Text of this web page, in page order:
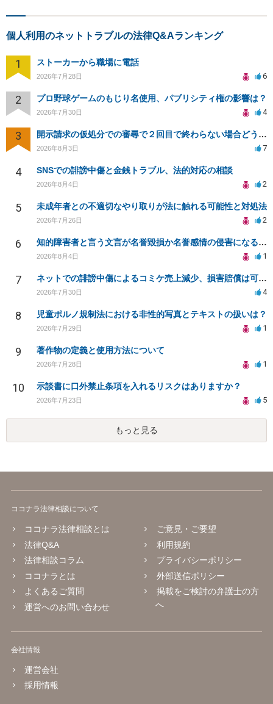
個人利用のネットトラブルの法律Q&Aランキング
1 ストーカーから職場に電話
2026年7月28日 6
2 プロ野球ゲームのもじり名使用、パブリシティ権の影響は？
2026年7月30日 4
3 開示請求の仮処分での審尋で２回目で終わらない場合どうしたらいいですか
2026年8月3日 7
4 SNSでの誹謗中傷と金銭トラブル、法的対応の相談
2026年8月4日 2
5 未成年者との不適切なやり取りが法に触れる可能性と対処法
2026年7月26日 2
6 知的障害者と言う文言が名誉毀損か名誉感情の侵害になるか教えてほしい。
2026年8月4日 1
7 ネットでの誹謗中傷によるコミケ売上減少、損害賠償は可能か？
2026年7月30日 4
8 児童ポルノ規制法における非性的写真とテキストの扱いは？
2026年7月29日 1
9 著作物の定義と使用方法について
2026年7月28日 1
10 示談書に口外禁止条項を入れるリスクはありますか？
2026年7月23日 5
もっと見る
ココナラ法律相談について
ココナラ法律相談とは
法律Q&A
法律相談コラム
ココナラとは
よくあるご質問
運営へのお問い合わせ
ご意見・ご要望
利用規約
プライバシーポリシー
外部送信ポリシー
掲載をご検討の弁護士の方
へ
会社情報
運営会社
採用情報